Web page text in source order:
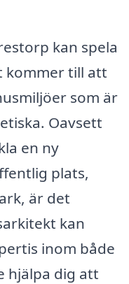
kan spela
kommer till att
som är
Oavsett
en ny
plats,
är det
kan
inom både
hjälpa dig att